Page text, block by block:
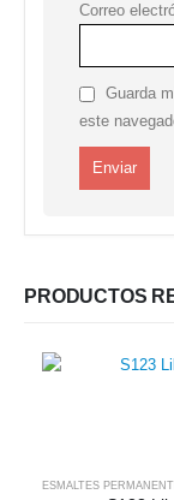
Correo
Guarda
este
PRODUCTOS
ESMALTES